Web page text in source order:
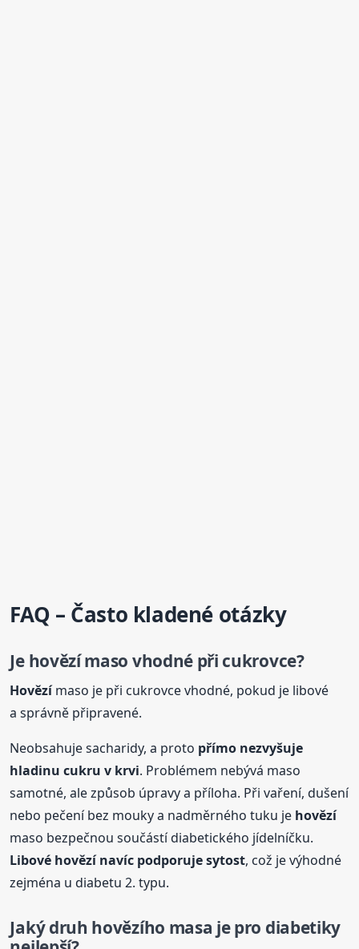
FAQ – Často kladené otázky
Je hovězímaso vhodné při cukrovce?
Hovězímaso je při cukrovce vhodné, pokud je libové
a správně připravené.
Neobsahuje sacharidy, a proto přímo nezvyšuje
hladinu cukru v krvi. Problémem nebývá maso
samotné, ale způsob úpravy a příloha. Při vaření, dušení
nebo pečení bez mouky a nadměrného tuku je hovězí
maso bezpečnou součástí diabetického jídelníčku.
Libové hovězínavíc podporuje sytost, což je výhodné
zejména u diabetu 2. typu.
Jaký druh hovězího masa je pro diabetiky